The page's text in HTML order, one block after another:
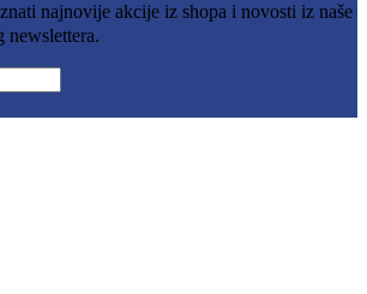
najnovije akcije iz shopa i novosti iz naše
newslettera.